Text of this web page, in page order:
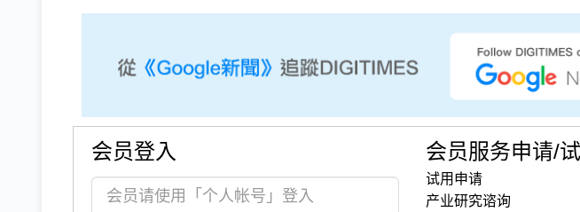
会员登入 会员服务申请/
试用申请
产业研究谘询